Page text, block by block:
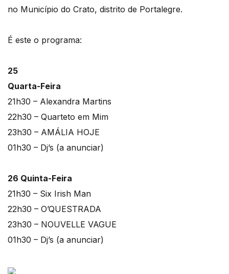
no Município do Crato, distrito de Portalegre.
É este o programa:
25
Quarta-Feira
21h30 – Alexandra Martins
22h30 – Quarteto em Mim
23h30 – AMÁLIA HOJE
01h30 – Dj’s (a anunciar)
26 Quinta-Feira
21h30 – Six Irish Man
22h30 – O’QUESTRADA
23h30 – NOUVELLE VAGUE
01h30 – Dj’s (a anunciar)